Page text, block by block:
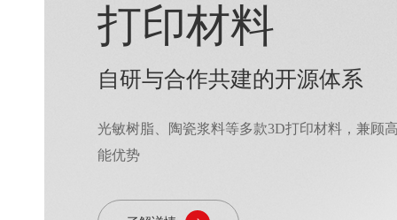
打印设备
微纳级超高精度3D打印设备
采用面投影微立体光刻（PμSL）技术，最高光
2μm，帮助科研、工业用户实现快速原型制造